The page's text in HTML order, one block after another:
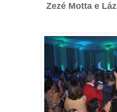
Zezé Motta e